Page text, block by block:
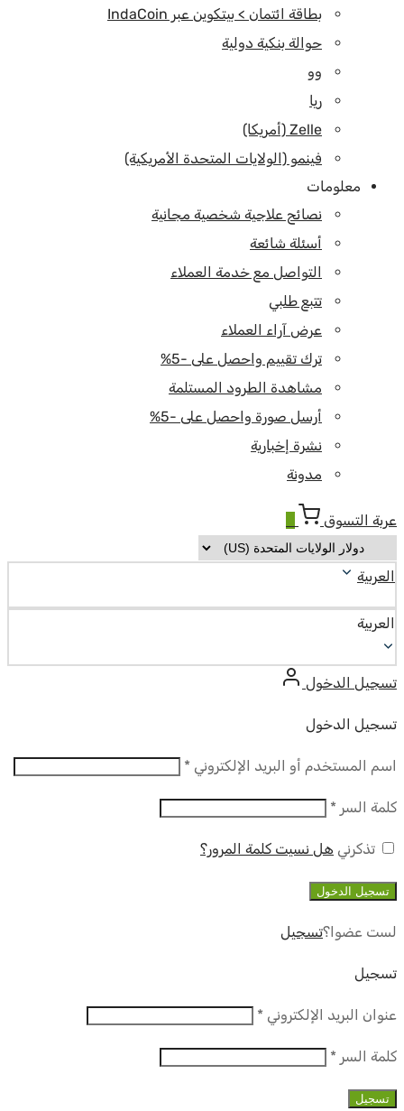
بطاقة ائتمان > بيتكوين عبر IndaCoin
حوالة بنكية دولية
وو
ريا
Zelle (أمريكا)
فينمو (الولايات المتحدة الأمريكية)
معلومات
نصائح علاجية شخصية مجانية
أسئلة شائعة
التواصل مع خدمة العملاء
تتبع طلبي
عرض آراء العملاء
ترك تقييم واحصل على -5%
مشاهدة الطرود المستلمة
أرسل صورة واحصل على -5%
نشرة إخبارية
مدونة
عربة التسوق
العربية
العربية
تسجيل الدخول
تسجيل الدخول
اسم المستخدم أو البريد الإلكتروني * مطلوب
كلمة السر * مطلوب
تذكرني هل نسيت كلمة المرور؟
تسجيل الدخول
لست عضوا؟تسجيل
تسجيل
عنوان البريد الإلكتروني * مطلوب
كلمة السر * مطلوب
تسجيل